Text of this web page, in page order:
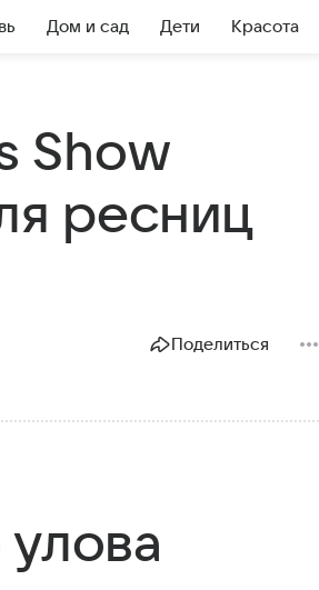
Дом и сад Дети Красота
Show
ресниц
Поделиться